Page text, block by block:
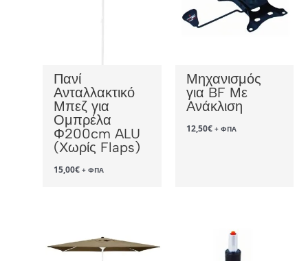
Πανί
Ανταλλακτικό
Μπεζ για
Ομπρέλα
Φ200cm ALU
(Χωρίς Flaps)
15,00€ + ΦΠΑ
Μηχανισμός
για BF Με
Ανάκλιση
12,50€ + ΦΠΑ